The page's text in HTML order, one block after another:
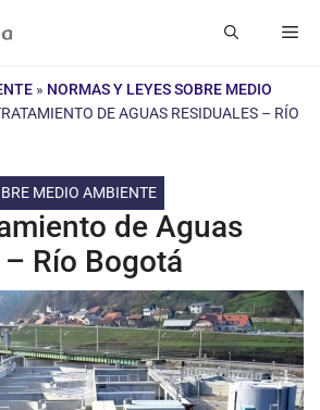
» NORMAS Y LEYES SOBRE MEDIO
DE AGUAS RESIDUALES – RÍO
MEDIO AMBIENTE
de Aguas
Río Bogotá